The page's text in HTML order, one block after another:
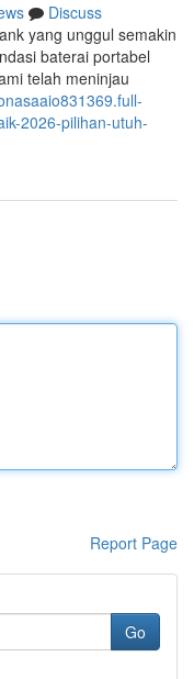
Discuss
yang unggul semakin
baterai portabel
telah meninjau
2026-pilihan-utuh-
Report Page
Go